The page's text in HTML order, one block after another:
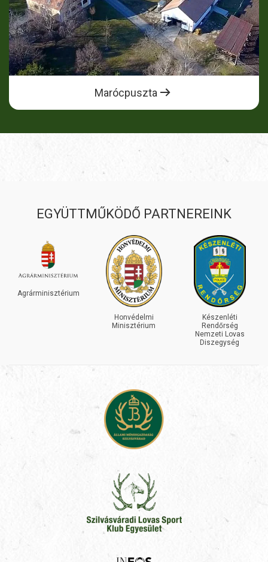
Marócpuszta
EGYÜTTMŰKÖDŐ PARTNEREINK
Készenléti
Rendőrség
INEOS
GRENADIER